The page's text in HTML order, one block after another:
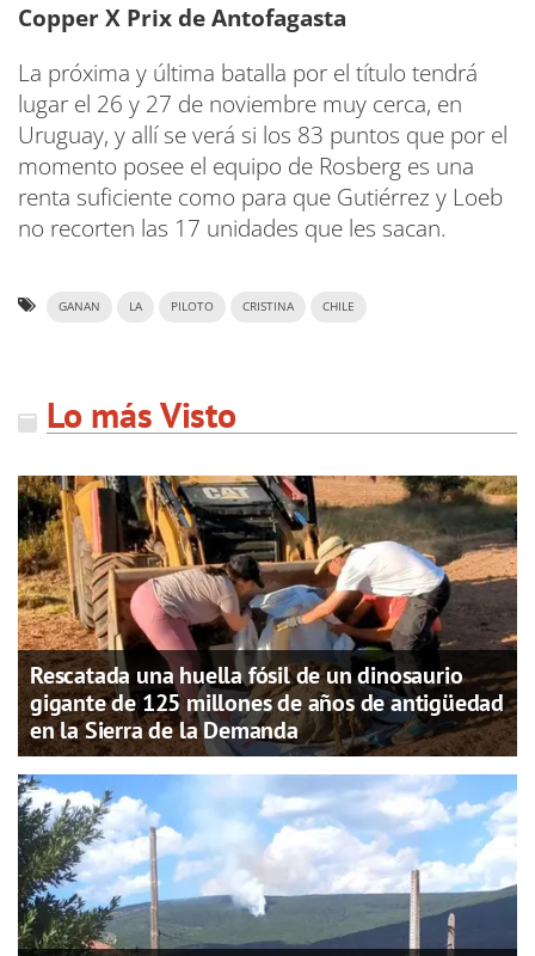
Copper X Prix de Antofagasta
La próxima y última batalla por el título tendrá
lugar el 26 y 27 de noviembre muy cerca, en
Uruguay, y allí se verá si los 83 puntos que por el
momento posee el equipo de Rosberg es una
renta suficiente como para que Gutiérrez y Loeb
no recorten las 17 unidades que les sacan.
GANAN LA PILOTO CRISTINA CHILE
Lo más Visto
Rescatada una huella fósil de un dinosaurio
gigante de 125 millones de años de antigüedad
en la Sierra de la Demanda